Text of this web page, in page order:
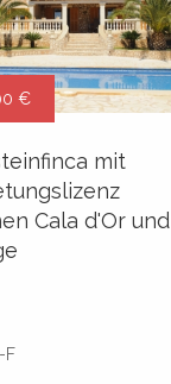
€
mit
Cala d'Or und
F